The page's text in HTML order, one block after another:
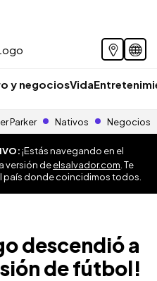
y negociosVida
Parker Nativos Negocios
¡Estás navegando en el
versión deelsalvador.com . Te
país donde coincidimos todos.
descendió a
de fútbol!